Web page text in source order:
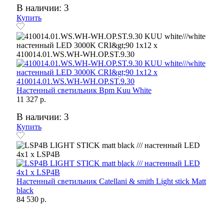
В наличии: 3
Купить
Настенный светильник Bpm Kuu White
11 327 р.
В наличии: 3
Купить
Настенный светильник Catellani & smith Light stick Matt
black
84 530 р.